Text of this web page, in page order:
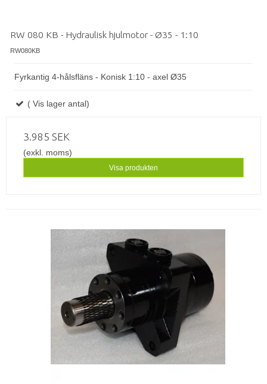
RW 080 KB - Hydraulisk hjulmotor - Ø35 - 1:10
RW080KB
Fyrkantig 4-hålsfläns - Konisk 1:10 - axel Ø35
( Vis lager antal)
3.985 SEK
(exkl. moms)
Visa produkten